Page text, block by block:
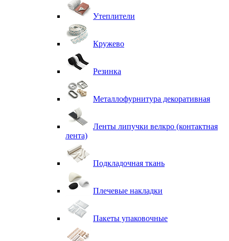
Утеплители
Кружево
Резинка
Металлофурнитура декоративная
Ленты липучки велкро (контактная
лента)
Подкладочная ткань
Плечевые накладки
Пакеты упаковочные